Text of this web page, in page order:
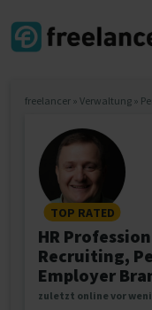
freelancer » Verwaltung »
TOP RATED
HR
Recruiting,
Employer
zuletzt online vor